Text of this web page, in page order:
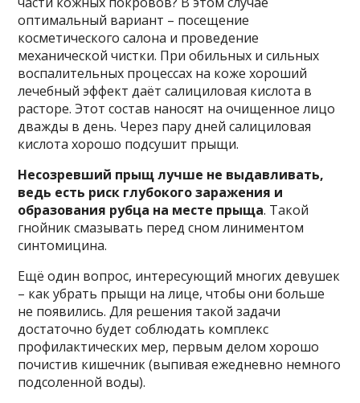
оптимальный вариант – посещение
косметического салона и проведение
механической чистки. При обильных и сильных
воспалительных процессах на коже хороший
лечебный эффект даёт салициловая кислота в
расторе. Этот состав наносят на очищенное лицо
дважды в день. Через пару дней салициловая
кислота хорошо подсушит прыщи.
Несозревший прыщ лучше не выдавливать,
ведь есть риск глубокого заражения и
образования рубца на месте прыща. Такой
гнойник смазывать перед сном линиментом
синтомицина.
Ещё один вопрос, интересующий многих девушек
– как убрать прыщи на лице, чтобы они больше
не появились. Для решения такой задачи
достаточно будет соблюдать комплекс
профилактических мер, первым делом хорошо
почистив кишечник (выпивая ежедневно немного
подсоленной воды).